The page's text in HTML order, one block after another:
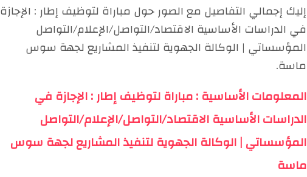
إليك إجمالي التفاصيل مع الصور حول مباراة لتوظيف إطار : الإجازة
في الدراسات الأساسية الاقتصاد/التواصل/الإعلام/التواصل
المؤسساتي | الوكالة الجهوية لتنفيذ المشاريع لجهة سوس
ماسة.
المعلومات الأساسية : مباراة لتوظيف إطار : الإجازة في
الدراسات الأساسية الاقتصاد/التواصل/الإعلام/التواصل
المؤسساتي | الوكالة الجهوية لتنفيذ المشاريع لجهة سوس
ماسة